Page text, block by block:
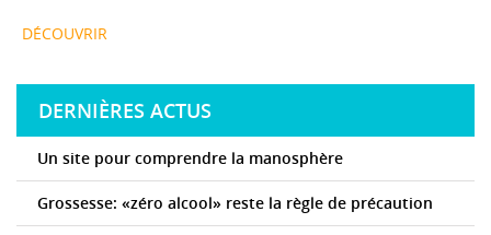
DÉCOUVRIR
DERNIÈRES ACTUS
Un site pour comprendre la manosphère
Grossesse: «zéro alcool» reste la règle de précaution